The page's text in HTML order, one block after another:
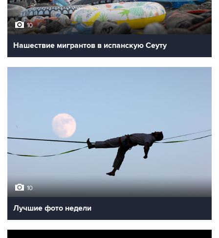
10
Нашествие мигрантов в испанскую Сеуту
10
Лучшие фото недели